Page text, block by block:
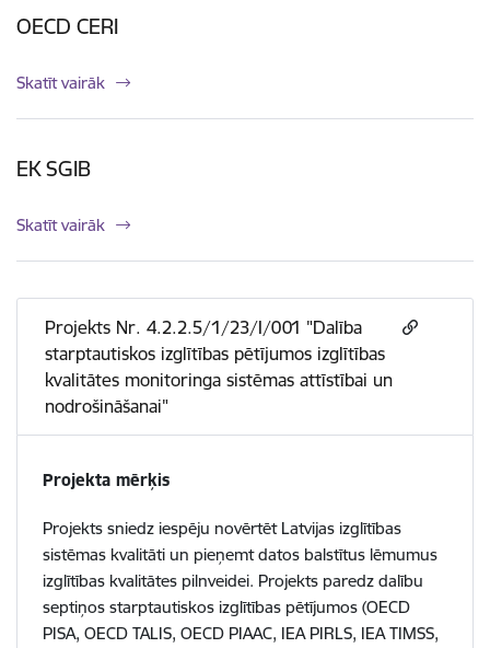
OECD CERI
Skatīt vairāk
EK SGIB
Skatīt vairāk
Projekts Nr. 4.2.2.5/1/23/I/001 "Dalība
starptautiskos izglītības pētījumos izglītības
kvalitātes monitoringa sistēmas attīstībai un
nodrošināšanai"
Projekta mērķis
Projekts sniedz iespēju novērtēt Latvijas izglītības
sistēmas kvalitāti un pieņemt datos balstītus lēmumus
izglītības kvalitātes pilnveidei. Projekts paredz dalību
septiņos starptautiskos izglītības pētījumos (OECD
PISA, OECD TALIS, OECD PIAAC, IEA PIRLS, IEA TIMSS,